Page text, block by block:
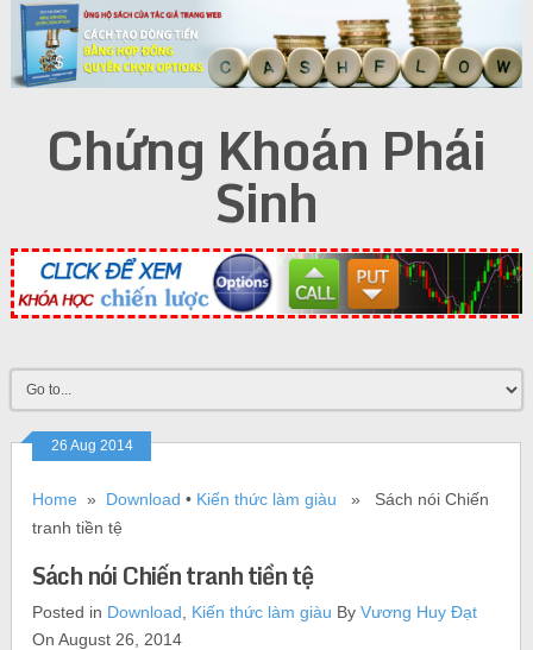
Chứng Khoán Phái
Sinh
26 Aug 2014
Home » Download • Kiến thức làm giàu » Sách nói Chiến
tranh tiền tệ
Sách nói Chiến tranh tiền tệ
Posted in Download Kiến thức làm giàu ByVương Huy Đạt
On August 26, 2014